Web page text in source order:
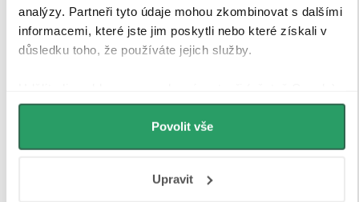
analýzy. Partneři tyto údaje mohou zkombinovat s dalšími
informacemi, které jste jim poskytli nebo které získali v
důsledku toho, že používáte jejich služby.
můžeme používat cookies pro analytiku a
personalizovanou reklamu. Jak Google zpracovává
osobní údaje najdete na stránkách
Povolit vše
Upravit
Tvrzené bezpečností sklo
tvrzeným bezpečnostním sklemo tloušťce8 mm, které
vysokou pevnost, stabilitu a bezpečnost
každodenním používání. Sklo je opatřeno speciální
usazování vodního kamene a nečistot